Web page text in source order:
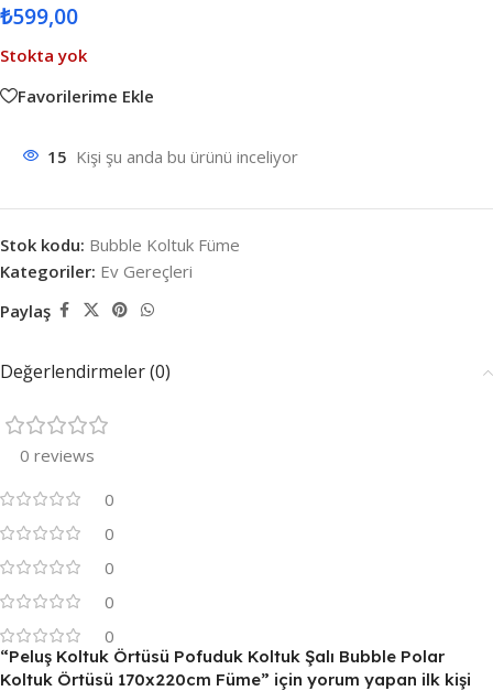
₺599,00
Stokta yok
Favorilerime Ekle
15 Kişi şu anda bu ürünü inceliyor
Stok kodu: Bubble Koltuk Füme
Kategoriler: Ev Gereçleri
Paylaş
Değerlendirmeler (0)
0 reviews
0
0
0
0
0
“Peluş Koltuk Örtüsü Pofuduk Koltuk Şalı Bubble Polar
Koltuk Örtüsü 170x220cm Füme” için yorum yapan ilk kişi